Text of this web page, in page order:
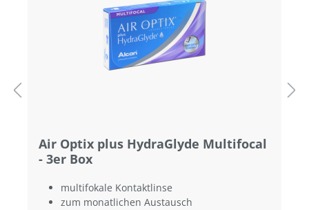
Air Optix plus HydraGlyde Multifocal
- 3er Box
multifokale Kontaktlinse
zum monatlichen Austausch